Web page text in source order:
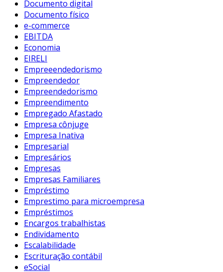
Documento digital
Documento físico
e-commerce
EBITDA
Economia
EIRELI
Empreeendedorismo
Empreendedor
Empreendedorismo
Empreendimento
Empregado Afastado
Empresa cônjuge
Empresa Inativa
Empresarial
Empresários
Empresas
Empresas Familiares
Empréstimo
Emprestimo para microempresa
Empréstimos
Encargos trabalhistas
Endividamento
Escalabilidade
Escrituração contábil
eSocial